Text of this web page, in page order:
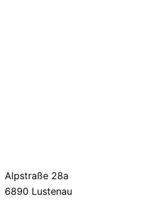
Alpstraße 28a
6890 Lustenau